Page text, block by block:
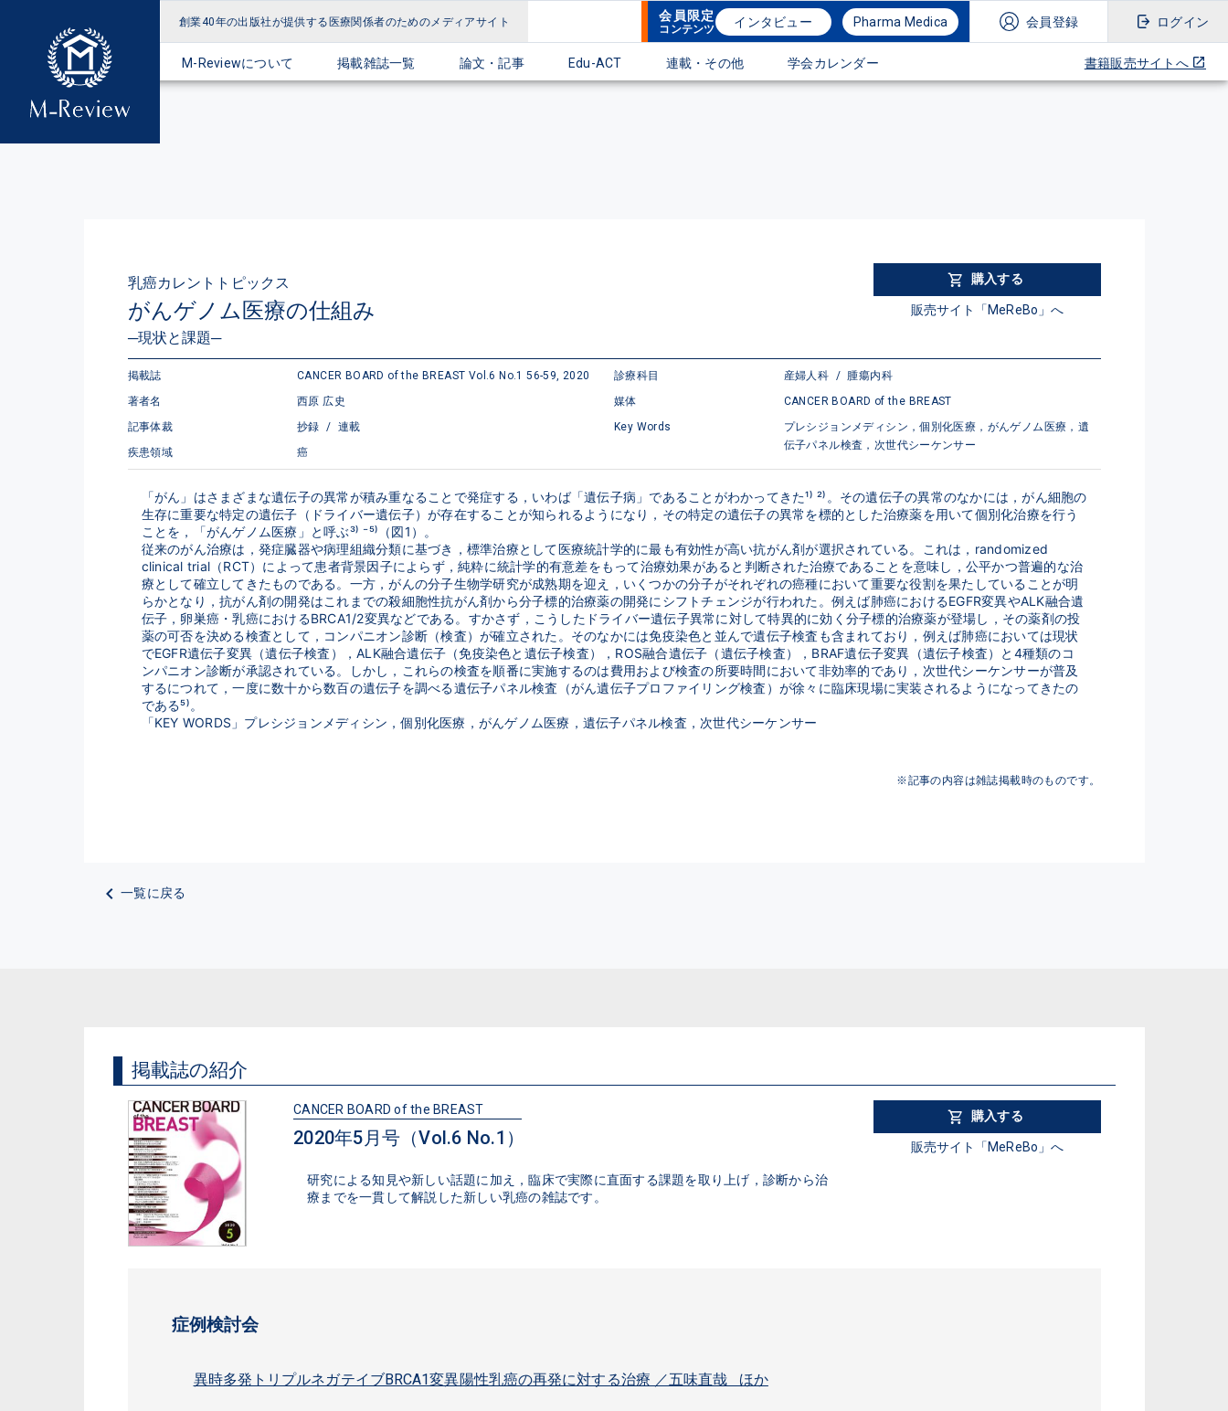
創業40年の出版社が提供する医療関係者のためのメディアサイト 会員限定
コンテンツ インタビュー Pharma Medica 会員登録 ログイン
M-Reviewについて 掲載雑誌一覧 論文・記事 Edu-ACT 連載・その他 学会カレンダー 書籍販売サイトへ
乳癌カレントトピックス
がんゲノム医療の仕組み
─現状と課題─
購入する
販売サイト「MeReBo」へ
掲載誌
CANCER BOARD of the BREAST Vol.6 No.1 56-59, 2020
著者名
西原 広史
記事体裁
抄録 / 連載
疾患領域
癌
診療科目 産婦人科 / 腫瘍内科
媒体
CANCER BOARD of the BREAST
Key Words
プレシジョンメディシン，個別化医療，がんゲノム医療，遺
伝子パネル検査，次世代シーケンサー
「がん」はさまざまな遺伝子の異常が積み重なることで発症する，いわば「遺伝子病」であることがわかってきた¹⁾ ²⁾。その遺伝子の異常のなかには，がん細胞の
生存に重要な特定の遺伝子（ドライバー遺伝子）が存在することが知られるようになり，その特定の遺伝子の異常を標的とした治療薬を用いて個別化治療を行う
ことを，「がんゲノム医療」と呼ぶ³⁾ ⁻⁵⁾（図1）。
従来のがん治療は，発症臓器や病理組織分類に基づき，標準治療として医療統計学的に最も有効性が高い抗がん剤が選択されている。これは，randomized
clinical trial（RCT）によって患者背景因子によらず，純粋に統計学的有意差をもって治療効果があると判断された治療であることを意味し，公平かつ普遍的な治
療として確立してきたものである。一方，がんの分子生物学研究が成熟期を迎え，いくつかの分子がそれぞれの癌種において重要な役割を果たしていることが明
らかとなり，抗がん剤の開発はこれまでの殺細胞性抗がん剤から分子標的治療薬の開発にシフトチェンジが行われた。例えば肺癌におけるEGFR変異やALK融合遺
伝子，卵巣癌・乳癌におけるBRCA1/2変異などである。すかさず，こうしたドライバー遺伝子異常に対して特異的に効く分子標的治療薬が登場し，その薬剤の投
薬の可否を決める検査として，コンパニオン診断（検査）が確立された。そのなかには免疫染色と並んで遺伝子検査も含まれており，例えば肺癌においては現状
でEGFR遺伝子変異（遺伝子検査），ALK融合遺伝子（免疫染色と遺伝子検査），ROS融合遺伝子（遺伝子検査），BRAF遺伝子変異（遺伝子検査）と4種類のコ
ンパニオン診断が承認されている。しかし，これらの検査を順番に実施するのは費用および検査の所要時間において非効率的であり，次世代シーケンサーが普及
するにつれて，一度に数十から数百の遺伝子を調べる遺伝子パネル検査（がん遺伝子プロファイリング検査）が徐々に臨床現場に実装されるようになってきたの
である⁵⁾。
「KEY WORDS」プレシジョンメディシン，個別化医療，がんゲノム医療，遺伝子パネル検査，次世代シーケンサー
※記事の内容は雑誌掲載時のものです。
一覧に戻る
掲載誌の紹介
CANCER BOARD of the BREAST
2020年5月号（Vol.6 No.1）
研究による知見や新しい話題に加え，臨床で実際に直面する課題を取り上げ，診断から治
療までを一貫して解説した新しい乳癌の雑誌です。
購入する
販売サイト「MeReBo」へ
症例検討会
異時多発トリプルネガテイブBRCA1変異陽性乳癌の再発に対する治療 ／五味直哉 ほか